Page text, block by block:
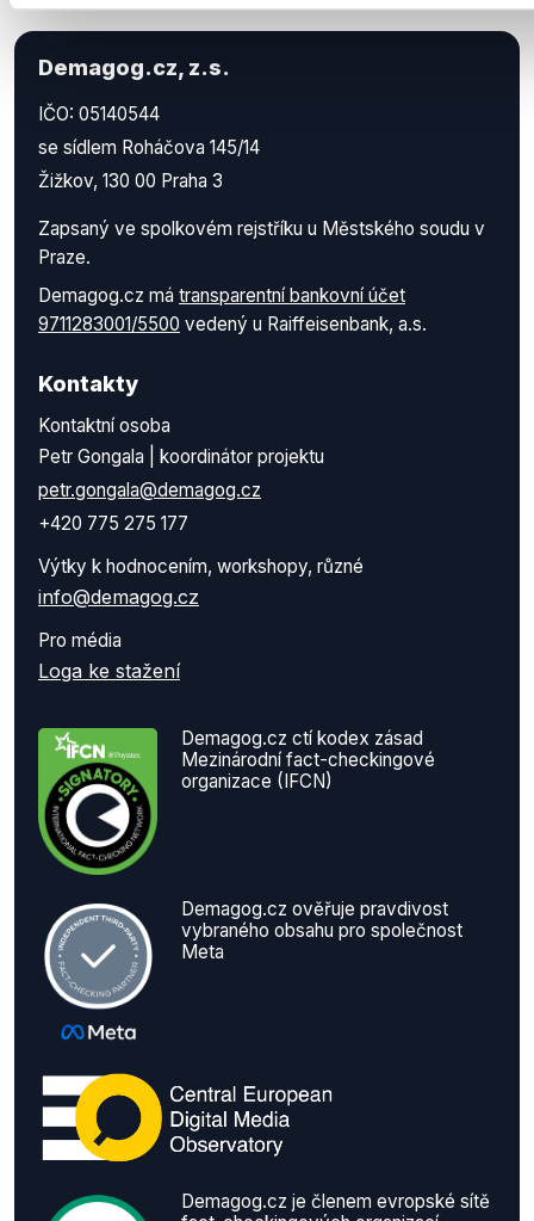
Demagog.cz, z.s.
IČO: 05140544
se sídlem Roháčova 145/14
Žižkov, 130 00 Praha 3
Zapsaný ve spolkovém rejstříku u Městského soudu v
Praze.
Demagog.cz má transparentní bankovní účet
9711283001/5500 vedený u Raiffeisenbank, a.s.
Kontakty
Kontaktní osoba
Petr Gongala | koordinátor projektu
petr.gongala@demagog.cz
+420 775 275 177
Výtky k hodnocením, workshopy, různé
info@demagog.cz
Pro média
Loga ke stažení
Demagog.cz ctí kodex zásad
Mezinárodní fact-checkingové
organizace (IFCN)
Demagog.cz ověřuje pravdivost
vybraného obsahu pro společnost
Meta
Demagog.cz je členem evropské sítě